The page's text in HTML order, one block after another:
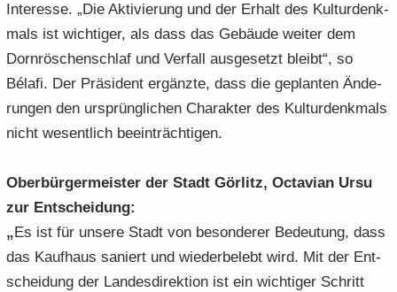
In­ter­es­se. „Die Ak­ti­vie­rung und der Er­halt des Kul­tur­denk­
mals ist wich­ti­ger, als dass das Ge­bäu­de wei­ter dem
Dorn­rös­chen­schlaf und Ver­fall aus­ge­setzt bleibt“, so
Bélafi. Der Prä­si­dent er­gänz­te, dass die ge­plan­ten Än­de­
run­gen den ur­sprüng­li­chen Cha­rak­ter des Kul­tur­denk­mals
nicht we­sent­lich be­ein­träch­ti­gen.
Ober­bür­ger­meis­ter der Stadt Gör­litz, Oc­ta­vi­an Ursu
zur Ent­schei­dung:
„Es ist für un­se­re Stadt von be­son­de­rer Be­deu­tung, dass
das Kauf­haus sa­niert und wie­der­be­lebt wird. Mit der Ent­
schei­dung der Lan­des­di­rek­ti­on ist ein wich­ti­ger Schritt